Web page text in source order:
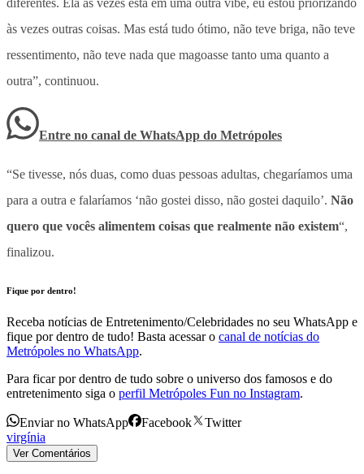
às vezes outras coisas. Mas está tudo ótimo, não teve briga, não teve
ressentimento, não teve nada que magoasse tanto uma quanto a
outra”, continuou.
Entre no canal de WhatsApp do Metrópoles
“Se tivesse, nós duas, como duas pessoas adultas, chegaríamos uma
para a outra e falaríamos ‘não gostei disso, não gostei daquilo’. Não
quero que vocês alimentem coisas que realmente não existem“,
finalizou.
Fique por dentro!
Receba notícias de Entretenimento/Celebridades no seu WhatsApp e
fique por dentro de tudo! Basta acessar o canal de notícias do
Metrópoles no WhatsApp.
Para ficar por dentro de tudo sobre o universo dos famosos e do
entretenimento siga o perfil Metrópoles Fun no Instagram.
Enviar no WhatsApp Facebook
Twitter
virgínia
Ver Comentários